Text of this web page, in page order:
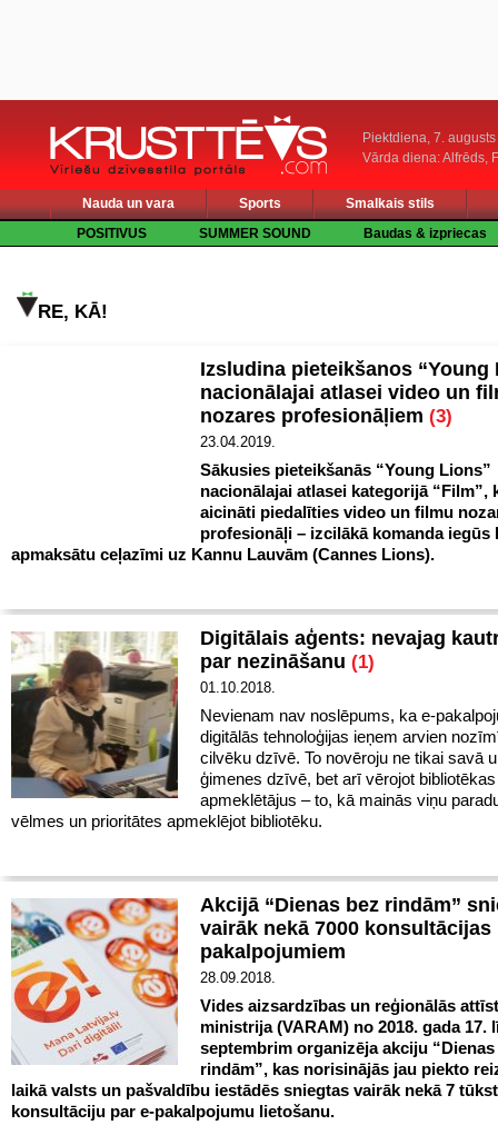
Piektdiena, 7. augusts
Vārda diena: Alfrēds,
Nauda un vara Sports
Smalkais stils
POSITIVUS
SUMMER SOUND Baudas & izpriecas
RE, KĀ!
Izsludina pieteikšanos “Young
nacionālajai atlasei video un
nozares profesionāļiem (3)
23.04.2019.
Sākusies pieteikšanās “Young Lions”
nacionālajai atlasei kategorijā “Film”,
aicināti piedalīties video un filmu
profesionāļi – izcilākā komanda iegūs
apmaksātu ceļazīmi uz Kannu Lauvām (Cannes Lions).
Digitālais aģents: nevajag
par nezināšanu (1)
01.10.2018.
Nevienam nav noslēpums, ka e-
digitālās tehnoloģijas ieņem arvien
cilvēku dzīvē. To novēroju ne tikai savā
ģimenes dzīvē, bet arī vērojot bibliotēkas
apmeklētājus – to, kā mainās viņu
vēlmes un prioritātes apmeklējot bibliotēku.
Akcijā “Dienas bez rindām”
vairāk nekā 7000 konsultācijas
pakalpojumiem
28.09.2018.
Vides aizsardzības un reģionālās
ministrija (VARAM) no 2018. gada 17.
septembrim organizēja akciju “Dienas
rindām”, kas norisinājās jau piekto
laikā valsts un pašvaldību iestādēs sniegtas vairāk nekā 7
konsultāciju par e-pakalpojumu lietošanu.